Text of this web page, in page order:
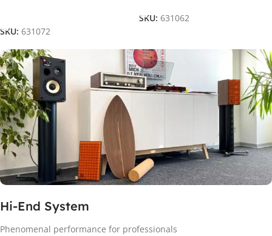
SKU: 631072
SKU: 631062
Hi-End System
Phenomenal performance for professionals